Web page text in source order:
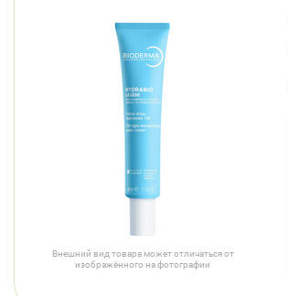
Внешний вид товара может отличаться от
изображённого на фотографии